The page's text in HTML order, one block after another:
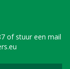
of stuur een mail